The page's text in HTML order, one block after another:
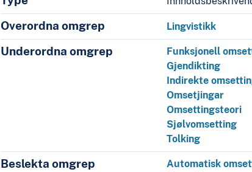
Overordna omgrep Lingvistikk
Underordna omgrep
Funksjonell
Gjendikting
Indirekte
Omsetjingar
Omsettingsteori
Sjølvomsetting
Tolking
Beslekta omgrep
Automatisk